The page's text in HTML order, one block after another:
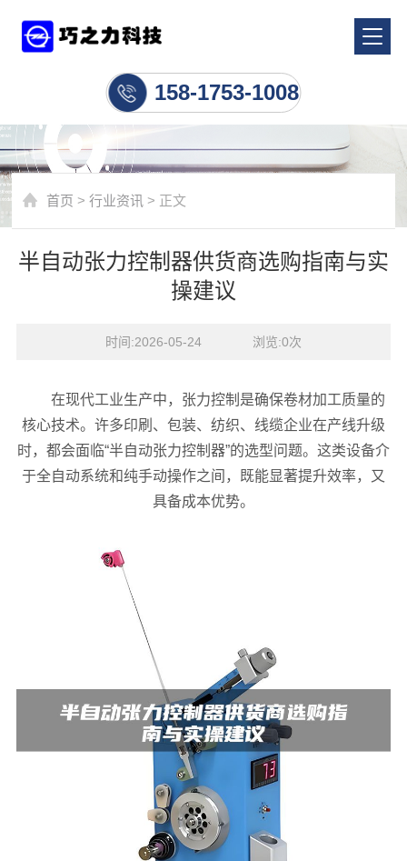
158-1753-1008
首页 >行业资讯 > 正文
半自动张力控制器供货商选购指南与实
操建议
时间:2026-05-24    浏览:0次
在现代工业生产中，张力控制是确保卷材加工质量的
核心技术。许多印刷、包装、纺织、线缆企业在产线升级
时，都会面临“半自动张力控制器”的选型问题。这类设备介
于全自动系统和纯手动操作之间，既能显著提升效率，又
具备成本优势。